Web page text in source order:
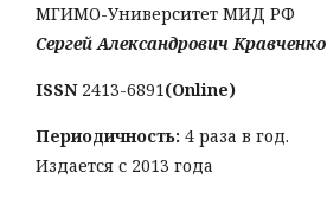
МГИМО-Университет МИД РФ
Сергей Александрович Кравченко
ISSN 2413-6891(Online)
Периодичность: 4 раза в год.
Издается с 2013 года